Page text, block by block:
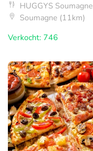
HUGGYS Soumagne
Soumagne (11km)
Verkocht: 746